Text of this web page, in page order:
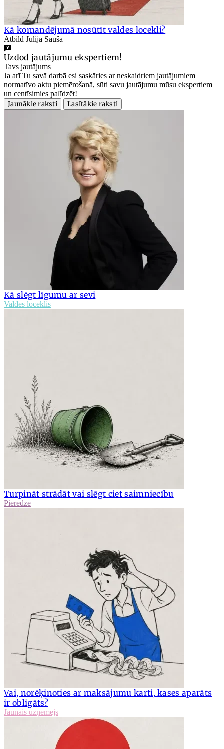
Kā komandējumā nosūtīt valdes locekli?
Atbild Jūlija Sauša
Uzdod jautājumu ekspertiem!
Tavs jautājums
Ja arī Tu savā darbā esi saskāries ar neskaidriem jautājumiem
normatīvo aktu piemērošanā, sūti savu jautājumu mūsu ekspertiem
un centīsimies palīdzēt!
Jaunākie raksti
Lasītākie raksti
Kā slēgt līgumu ar sevi
Valdes loceklis
Turpināt strādāt vai slēgt ciet saimniecību
Pieredze
Vai, norēķinoties ar maksājumu karti, kases aparāts
ir obligāts?
Jaunais uzņēmējs